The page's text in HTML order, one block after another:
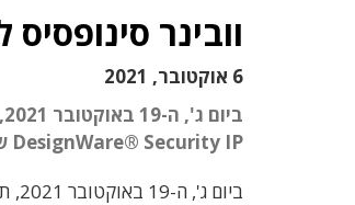
וובינר סינופסיס
6 אוקטובר, 2021
DesignWare® Security IP של החברה. ההדרכה תתקיים בשעה 19:00 לפי שעון ישראל
ביום ג', ה-19 באוקטובר 2021, תקיים חברת סינופסיס (